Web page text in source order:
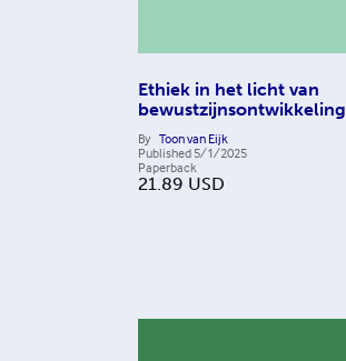
Ethiek in het licht van
bewustzijnsontwikkeling
By Toon van Eijk
Published 5/1/2025
Paperback
21.89 USD